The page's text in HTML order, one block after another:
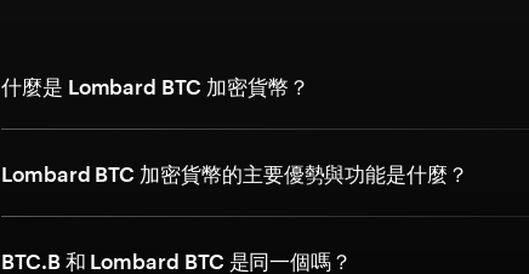
什麼是 Lombard BTC 加密貨幣？
Lombard BTC 加密貨幣的主要優勢與功能是什麼？
BTC.B 和 Lombard BTC 是同一個嗎？